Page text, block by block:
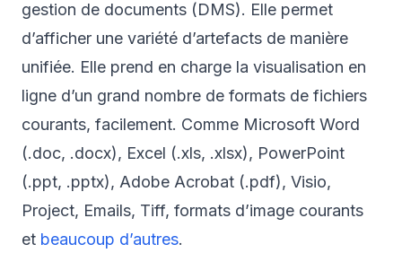
gestion de documents (DMS). Elle permet
d’afficher une variété d’artefacts de manière
unifiée. Elle prend en charge la visualisation en
ligne d’un grand nombre de formats de fichiers
courants, facilement. Comme Microsoft Word
(.doc, .docx), Excel (.xls, .xlsx), PowerPoint
(.ppt, .pptx), Adobe Acrobat (.pdf), Visio,
Project, Emails, Tiff, formats d’image courants
et beaucoup d’autres.